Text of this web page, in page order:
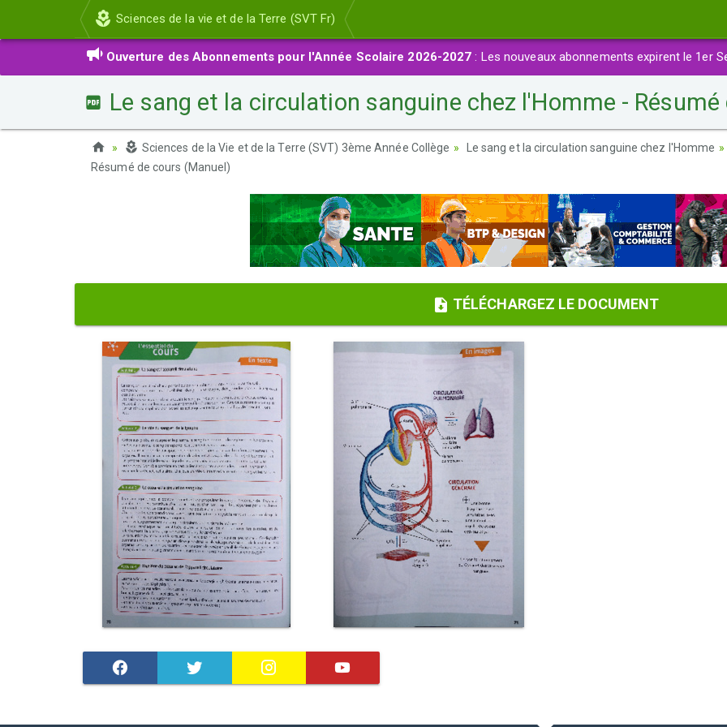
Sciences de la vie et de la Terre (SVT Fr)
Ouverture des Abonnements pour l'Année Scolaire 2026-2027 : Les nouveaux abonnements expirent le 1er
Le sang et la circulation sanguine chez l'Homme -
Sciences de la Vie et de la Terre (SVT) 3ème Année Collège Le sang et la circulation sanguine chez l'Homme
Résumé de cours (Manuel)
TÉLÉCHARGEZ LE DOCUMENT